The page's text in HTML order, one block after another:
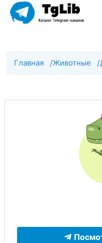
Главная /Животные /